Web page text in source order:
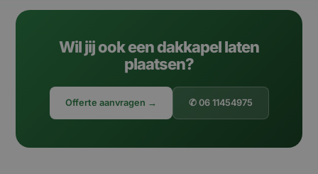
Wil jij ook een dakkapel laten
plaatsen?
Offerte aanvragen → ✆ 06 11454975